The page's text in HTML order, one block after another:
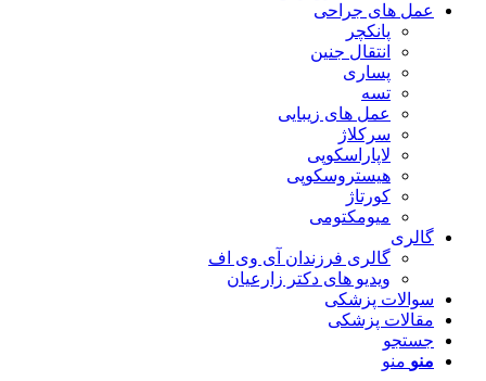
عمل های جراحی
پانکچر
انتقال جنین
پساری
تسه
عمل های زیبایی
سرکلاژ
لاپاراسکوپی
هیستروسکوپی
کورتاژ
میومکتومی
گالری
گالری فرزندان آی وی اف
ویدیو های دکتر زارعیان
سوالات پزشکی
مقالات پزشکی
جستجو
منو منو